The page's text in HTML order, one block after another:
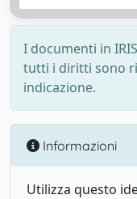
I documenti in
tutti i diritti sono
indicazione.
Informazioni
Utilizza questo